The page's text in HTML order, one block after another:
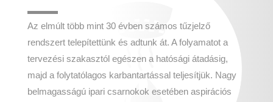
Az elmúlt több mint 30 évben számos tűzjelző
rendszert telepítettünk és adtunk át. A folyamatot a
tervezési szakasztól egészen a hatósági átadásig,
majd a folytatólagos karbantartással teljesítjük. Nagy
belmagasságú ipari csarnokok esetében aspirációs